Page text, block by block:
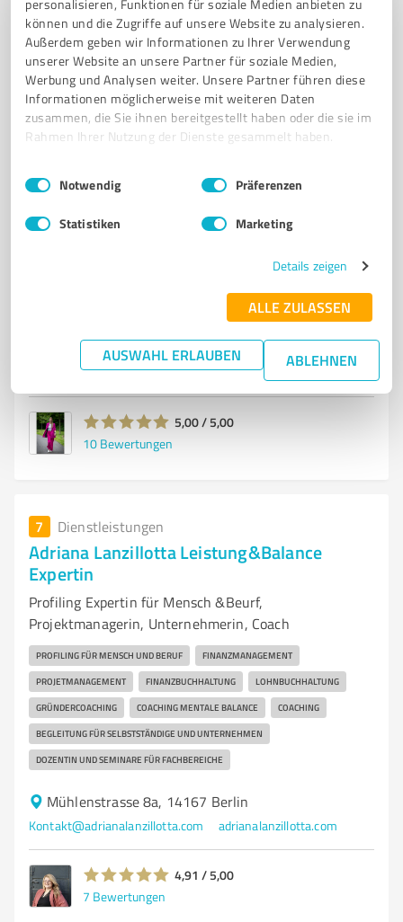
personalisieren, Funktionen für soziale Medien anbieten zu
können und die Zugriffe auf unsere Website zu analysieren.
Außerdem geben wir Informationen zu Ihrer Verwendung
unserer Website an unsere Partner für soziale Medien,
Werbung und Analysen weiter. Unsere Partner führen diese
Informationen möglicherweise mit weiteren Daten
zusammen, die Sie ihnen bereitgestellt haben oder die sie im
Rahmen Ihrer Nutzung der Dienste gesammelt haben.
Impressum Datenschutzbestimmungen
Einwilligungsauswahl
Notwendig Präferenzen
Statistiken Marketing
Details zeigen
ALLE ZULASSEN
AUSWAHL ERLAUBEN ABLEHNEN
Registrieren Sie sich jetzt und werden Sie ein von
Kunden empfohlener ProvenExpert!
6 Coaching
Katharina Kowalski
Zertifizierte Hypnose-Coachin, Biologin,
Unternehmerin, Lehrerin
HYPNOSE-COACHING BURNOUT-PRÄVENTION SPORTHYPNOSE
Pestalozzistraße 32, 03238 Finsterwalde
info@quantenraum.com
5,00 / 5,00
10 Bewertungen
7 Dienstleistungen
Adriana Lanzillotta Leistung&Balance
Expertin
Profiling Expertin für Mensch &Beurf,
Projektmanagerin, Unternehmerin, Coach
PROFILING FÜR MENSCH UND BERUF FINANZMANAGEMENT
PROJETMANAGEMENT FINANZBUCHHALTUNG LOHNBUCHHALTUNG
GRÜNDERCOACHING COACHING MENTALE BALANCE COACHING
BEGLEITUNG FÜR SELBSTSTÄNDIGE UND UNTERNEHMEN
DOZENTIN UND SEMINARE FÜR FACHBEREICHE
Mühlenstrasse 8a, 14167 Berlin
Kontakt@adrianalanzillotta.com adrianalanzillotta.com
4,91 / 5,00
7 Bewertungen